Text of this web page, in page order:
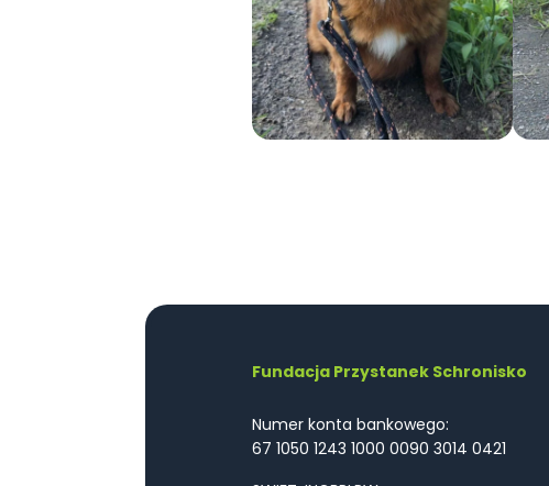
Fundacja Przystanek Schronisko
Numer konta bankowego:
67 1050 1243 1000 0090 3014 0421